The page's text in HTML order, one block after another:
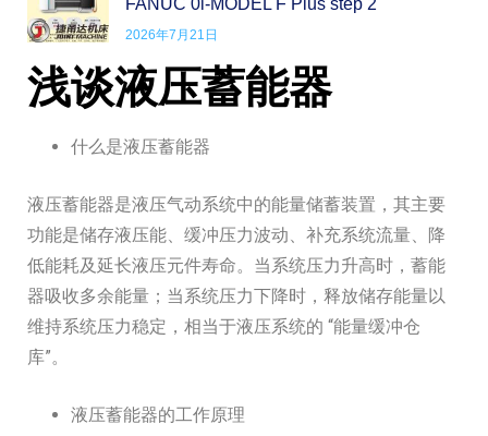
FANUC 0i-MODEL F Plus step 2
2026年7月21日
浅谈液压蓄能器
什么是液压蓄能器
液压蓄能器是液压气动系统中的能量储蓄装置，其主要
功能是储存液压能、缓冲压力波动、补充系统流量、降
低能耗及延长液压元件寿命。当系统压力升高时，蓄能
器吸收多余能量；当系统压力下降时，释放储存能量以
维持系统压力稳定，相当于液压系统的 “能量缓冲仓
库”。
液压蓄能器的工作原理